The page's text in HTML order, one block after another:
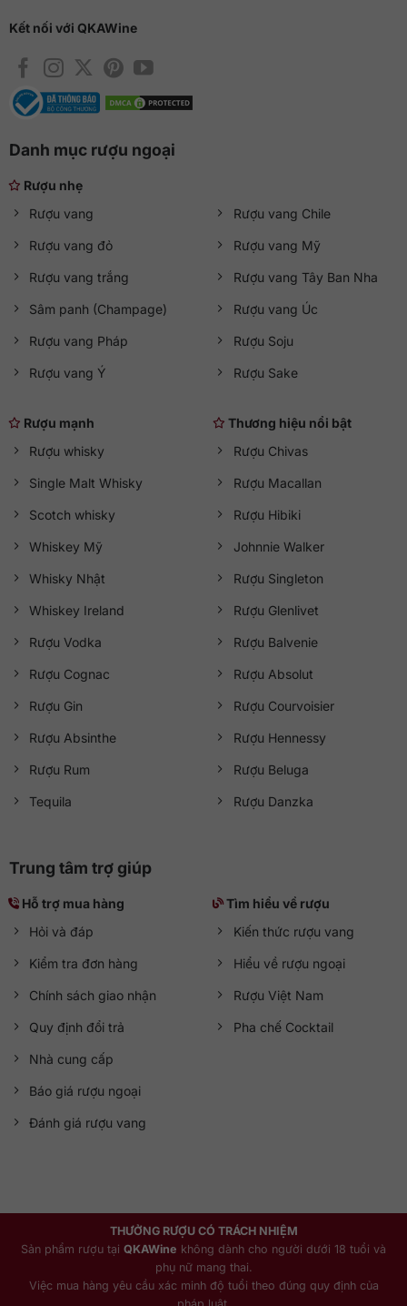
Kết nối với QKAWine
Danh mục rượu ngoại
Rượu nhẹ
Rượu vang
Rượu vang đỏ
Rượu vang trắng
Sâm panh (Champage)
Rượu vang Pháp
Rượu vang Ý
Rượu vang Chile
Rượu vang Mỹ
Rượu vang Tây Ban Nha
Rượu vang Úc
Rượu Soju
Rượu Sake
Rượu mạnh
Rượu whisky
Single Malt Whisky
Scotch whisky
Whiskey Mỹ
Whisky Nhật
Whiskey Ireland
Rượu Vodka
Rượu Cognac
Rượu Gin
Rượu Absinthe
Rượu Rum
Tequila
Thương hiệu nổi bật
Rượu Chivas
Rượu Macallan
Rượu Hibiki
Johnnie Walker
Rượu Singleton
Rượu Glenlivet
Rượu Balvenie
Rượu Absolut
Rượu Courvoisier
Rượu Hennessy
Rượu Beluga
Rượu Danzka
Trung tâm trợ giúp
Hỗ trợ mua hàng
Hỏi và đáp
Kiểm tra đơn hàng
Chính sách giao nhận
Quy định đổi trả
Nhà cung cấp
Báo giá rượu ngoại
Đánh giá rượu vang
Tìm hiểu về rượu
Kiến thức rượu vang
Hiểu về rượu ngoại
Rượu Việt Nam
Pha chế Cocktail
THƯỞNG RƯỢU CÓ TRÁCH NHIỆM
Sản phẩm rượu tại QKAWine không dành cho người dưới 18 tuổi và
phụ nữ mang thai.
Việc mua hàng yêu cầu xác minh độ tuổi theo đúng quy định của